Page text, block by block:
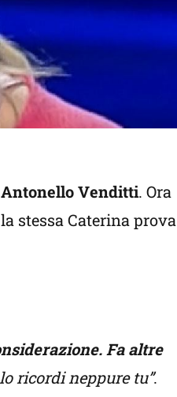
Antonello Venditti. Ora
stessa Caterina prova
Fa altre
ricordi neppure tu”.